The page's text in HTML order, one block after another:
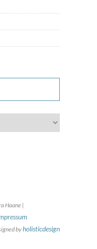
Haane |
byholisticdesign